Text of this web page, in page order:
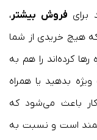
برای فروش‌ بیشتر،
که هیچ خریدی از شما
رها کرده‌اند را هم به
بدهید یا همراه
کار باعث می‌شود که
است و نسبت به